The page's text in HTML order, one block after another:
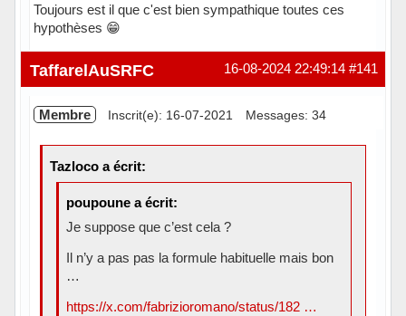
Toujours est il que c'est bien sympathique toutes ces
hypothèses 😁
Hors ligne #141
16-08-2024 22:49:14
TaffarelAuSRFC
Membre Inscrit(e): 16-07-2021 Messages: 34
Tazloco a écrit:
poupoune a écrit:
Je suppose que c’est cela ?
Il n’y a pas pas la formule habituelle mais bon
…
https://x.com/fabrizioromano/status/182 …